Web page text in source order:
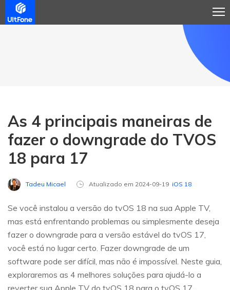
As 4 principais maneiras de
fazer o downgrade do TVOS
18 para 17
Tadeu Micael Atualizado em 2024-09-19 iOS 18
Se você instalou a versão do tvOS 18 na sua Apple TV,
mas está enfrentando problemas ou simplesmente deseja
fazer o downgrade para a versão estável do tvOS 17,
você está no lugar certo. Fazer downgrade de um
software pode ser difícil, mas não é impossível. Neste guia,
exploraremos as 4 melhores soluções para ajudá-lo a